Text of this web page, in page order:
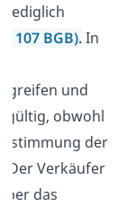
lediglich
(§ 107 BGB).In
greifen und
gültig, obwohl
der
Der Verkäufer
das